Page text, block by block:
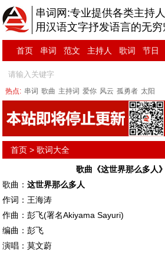
串词网:专业提供各类主持
用汉语文字抒发语言的无穷
首页 串词 范文 主持人 歌词 节日
热点: 串词 歌曲 主持词 爱你 风云 孤勇者 太阳
首页 >歌词大全
歌曲《这世界那么多人
歌曲：这世界那么多人
作词：王海涛
作曲：彭飞(署名Akiyama Sayuri)
编曲：彭飞
演唱：莫文蔚